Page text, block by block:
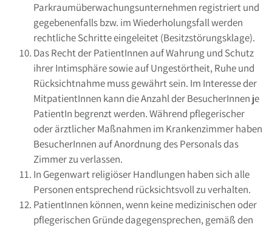
Parkraumüberwachungsunternehmen registriert und
gegebenenfalls bzw. im Wiederholungsfall werden
rechtliche Schritte eingeleitet (Besitzstörungsklage).
Das Recht der PatientInnen auf Wahrung und Schutz
ihrer Intimsphäre sowie auf Ungestörtheit, Ruhe und
Rücksichtnahme muss gewährt sein. Im Interesse der
MitpatientInnen kann die Anzahl der BesucherInnen je
PatientIn begrenzt werden. Während pflegerischer
oder ärztlicher Maßnahmen im Krankenzimmer haben
BesucherInnen auf Anordnung des Personals das
Zimmer zu verlassen.
In Gegenwart religiöser Handlungen haben sich alle
Personen entsprechend rücksichtsvoll zu verhalten.
PatientInnen können, wenn keine medizinischen oder
pflegerischen Gründe dagegensprechen, gemäß den